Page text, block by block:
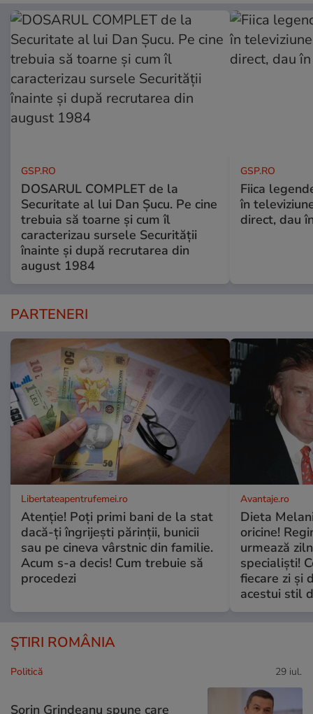
GSP.RO
DOSARUL COMPLET de la
Securitate al lui Dan Șucu. Pe cine
trebuia să toarne și cum îl
caracterizau sursele Securității
înainte și după recrutarea din
august 1984
GSP.RO
Fiica
în
direct, dau
PARTENERI
Libertateapentrufemei.ro
Atenție! Poți primi bani de la stat
dacă-ți îngrijești părinții, bunicii
sau pe cineva vârstnic din familie.
Acum s-a decis! Cum trebuie să
procedezi
Avantaje.ro
Dieta
oricine!
urmează
specialiști!
fiecare zi și
acestui stil
ȘTIRI ROMÂNIA
Politică 29 iul.
Sorin Grindeanu spune care